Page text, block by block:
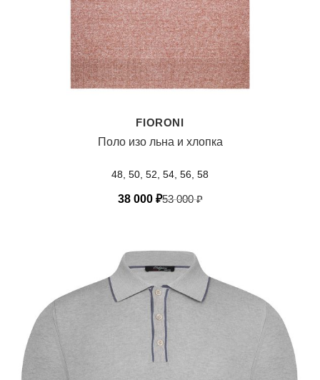
FIORONI
Поло изо льна и хлопка
48, 50, 52, 54, 56, 58
38 000 ₽53 000₽